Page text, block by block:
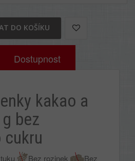
DO KOŠÍKU
Dostupnost
kakao a
bez
cukru
Bez rozinek
Bez